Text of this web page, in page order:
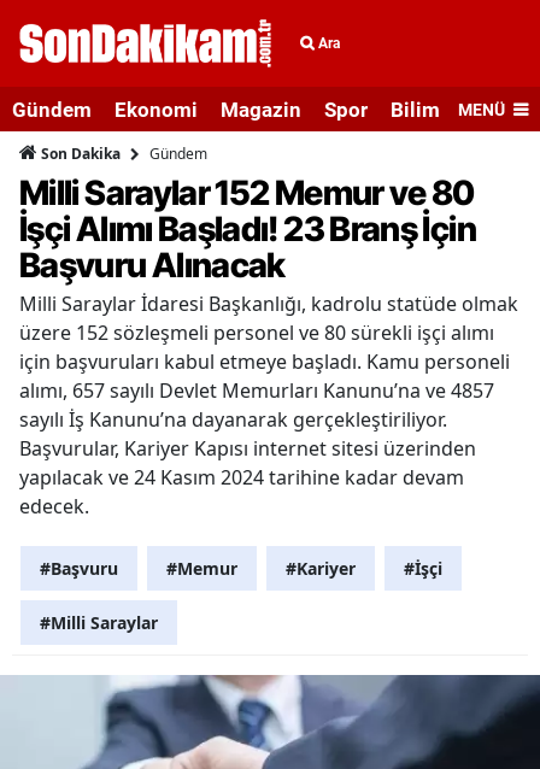
Ara
Gündem Ekonomi Magazin Spor Bilim veMENÜ
Son Dakika Gündem
Milli Saraylar 152 Memur ve 80
İşçi Alımı Başladı! 23 Branş İçin
Başvuru Alınacak
Milli Saraylar İdaresi Başkanlığı, kadrolu statüde olmak
üzere 152 sözleşmeli personel ve 80 sürekli işçi alımı
için başvuruları kabul etmeye başladı. Kamu personeli
alımı, 657 sayılı Devlet Memurları Kanunu’na ve 4857
sayılı İş Kanunu’na dayanarak gerçekleştiriliyor.
Başvurular, Kariyer Kapısı internet sitesi üzerinden
yapılacak ve 24 Kasım 2024 tarihine kadar devam
edecek.
#Başvuru #Memur #Kariyer #İşçi
#Milli Saraylar